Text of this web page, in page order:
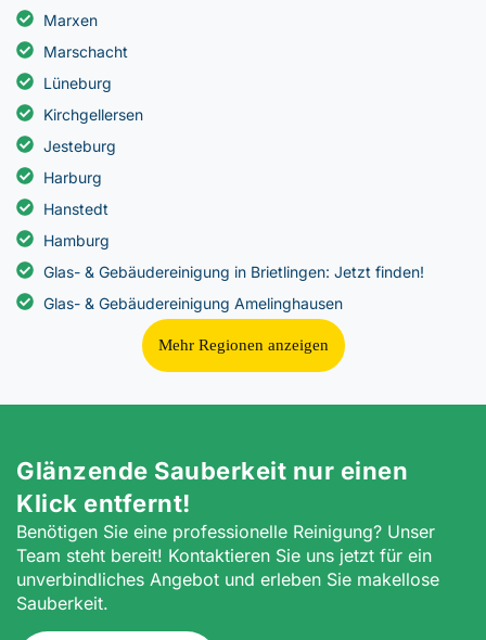
Marxen
Marschacht
Lüneburg
Kirchgellersen
Jesteburg
Harburg
Hanstedt
Hamburg
Glas- & Gebäudereinigung in Brietlingen: Jetzt finden!
Glas- & Gebäudereinigung Amelinghausen
Mehr Regionen anzeigen
Glänzende Sauberkeit nur einen
Klick entfernt!
Benötigen Sie eine professionelle Reinigung? Unser
Team steht bereit! Kontaktieren Sie uns jetzt für ein
unverbindliches Angebot und erleben Sie makellose
Sauberkeit.